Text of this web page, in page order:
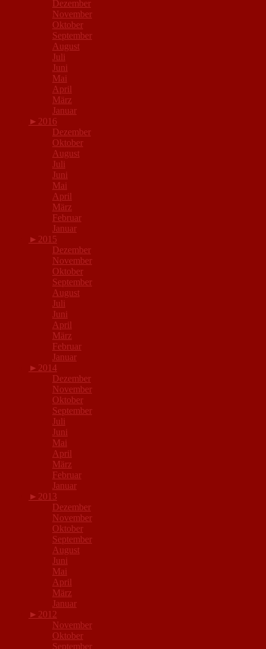
Dezember
November
Oktober
September
August
Juli
Juni
Mai
April
März
Januar
► 2016
Dezember
Oktober
August
Juli
Juni
Mai
April
März
Februar
Januar
► 2015
Dezember
November
Oktober
September
August
Juli
Juni
April
März
Februar
Januar
► 2014
Dezember
November
Oktober
September
Juli
Juni
Mai
April
März
Februar
Januar
► 2013
Dezember
November
Oktober
September
August
Juni
Mai
April
März
Januar
► 2012
November
Oktober
September